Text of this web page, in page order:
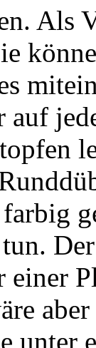
Als
auf
einer
unter